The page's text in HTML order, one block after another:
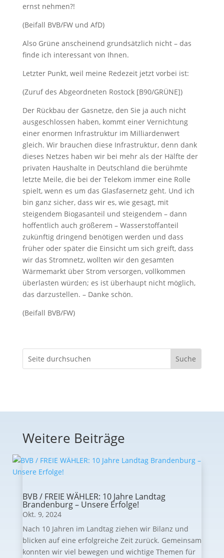
ernst nehmen?!
(Beifall BVB/FW und AfD)
Also Grüne anscheinend grundsätzlich nicht – das
finde ich interessant von Ihnen.
Letzter Punkt, weil meine Redezeit jetzt vorbei ist:
(Zuruf des Abgeordneten Rostock [B90/GRÜNE])
Der Rückbau der Gasnetze, den Sie ja auch nicht
ausgeschlossen haben, kommt einer Vernichtung
einer enormen Infrastruktur im Milliardenwert
gleich. Wir brauchen diese Infrastruktur, denn dank
dieses Netzes haben wir bei mehr als der Hälfte der
privaten Haushalte in Deutschland die berühmte
letzte Meile, die bei der Telekom immer eine Rolle
spielt, wenn es um das Glasfasernetz geht. Und ich
bin ganz sicher, dass wir es, wie gesagt, mit
steigendem Biogasanteil und steigendem – dann
hoffentlich auch größerem – Wasserstoffanteil
zukünftig dringend benötigen werden und dass
früher oder später die Einsicht um sich greift, dass
wir das Stromnetz, wollten wir den gesamten
Wärmemarkt über Strom versorgen, vollkommen
überlasten würden; es ist überhaupt nicht möglich,
das darzustellen. – Danke schön.
(Beifall BVB/FW)
Weitere Beiträge
BVB / FREIE WÄHLER: 10 Jahre Landtag
Brandenburg – Unsere Erfolge!
Okt. 9, 2024
Nach 10 Jahren im Landtag ziehen wir Bilanz und
blicken auf eine erfolgreiche Zeit zurück. Gemeinsam
konnten wir viel bewegen und wichtige Themen für